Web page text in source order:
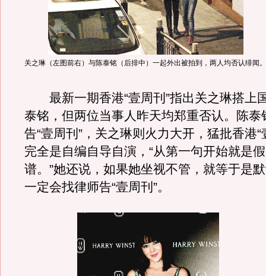
关之琳（左图前右）与陈泰铭（后排中）一起外出被拍到，两人均否认绯闻。
最新一期香港“壹周刊”指出关之琳搭上
泰铭，但两位当事人昨天均郑重否认。陈泰
告“壹周刊”，关之琳则火力大开，猛批香港“
完全是自编自导自演，“从第一句开始就是
谱。”她还说，如果她坐视不管，就等于是
一定会找律师告“壹周刊”。